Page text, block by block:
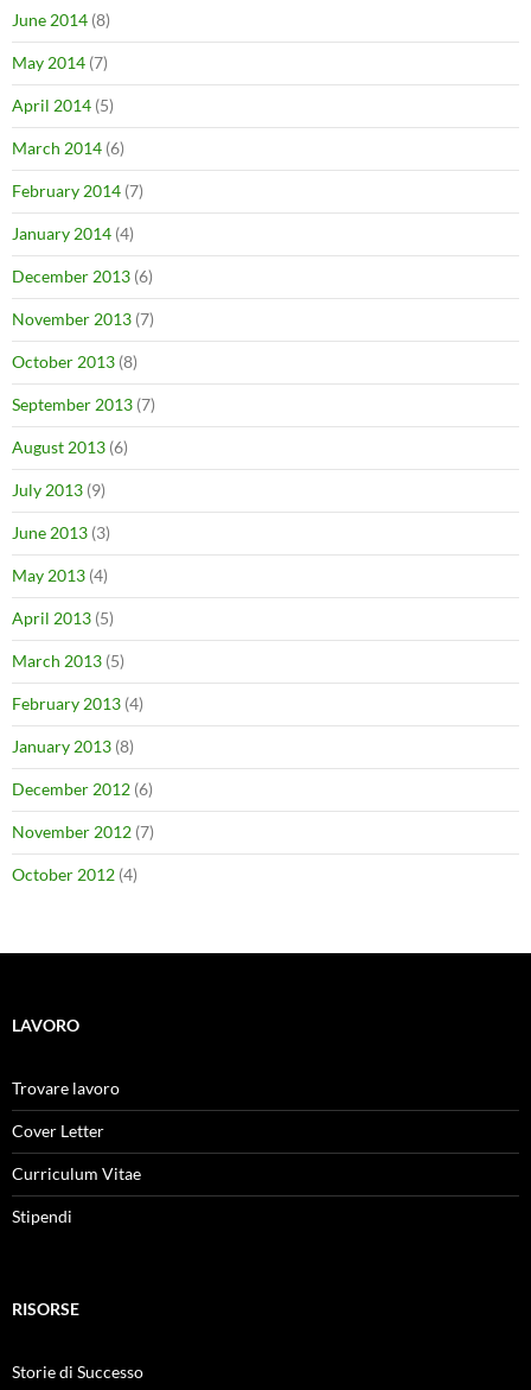
June 2014 (8)
May 2014 (7)
April 2014 (5)
March 2014 (6)
February 2014 (7)
January 2014 (4)
December 2013 (6)
November 2013 (7)
October 2013 (8)
September 2013 (7)
August 2013 (6)
July 2013 (9)
June 2013 (3)
May 2013 (4)
April 2013 (5)
March 2013 (5)
February 2013 (4)
January 2013 (8)
December 2012 (6)
November 2012 (7)
October 2012 (4)
LAVORO
Trovare lavoro
Cover Letter
Curriculum Vitae
Stipendi
RISORSE
Storie di Successo